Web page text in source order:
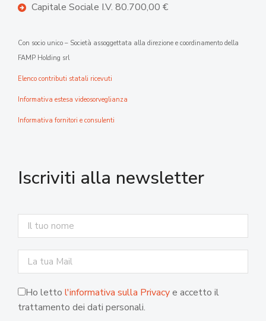
Capitale Sociale I.V. 80.700,00 €
Con socio unico – Società assoggettata alla direzione e coordinamento della
FAMP Holding srl
Elenco contributi statali ricevuti
Informativa estesa videosorveglianza
Informativa fornitori e consulenti
Iscriviti alla newsletter
Ho letto l'informativa sulla Privacye accetto il
trattamento dei dati personali.